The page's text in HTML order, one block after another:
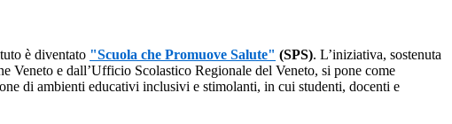
è diventato "Scuola che Promuove Salute" (SPS). L’iniziativa, sostenuta
Veneto e dall’Ufficio Scolastico Regionale del Veneto, si pone come
di ambienti educativi inclusivi e stimolanti, in cui studenti, docenti e